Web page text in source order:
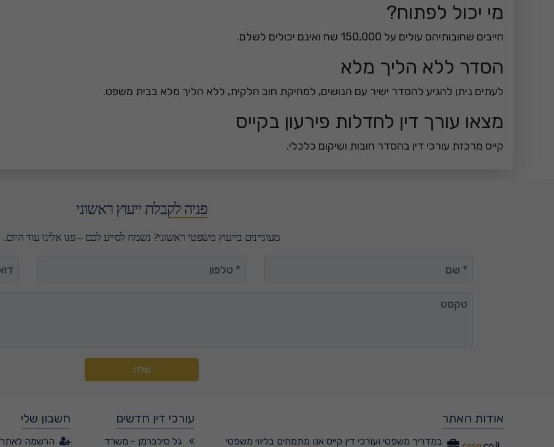
מי יכול לפתוח?
חייבים שחובותיהם עולים על 150,000 שח ואינם יכולים לשלם.
הסדר ללא הליך מלא
לעתים ניתן להגיע להסדר ישיר עם הנושים, למחיקת חוב חלקית, ללא הליך מלא בבית משפט.
מצאו עורך דין לחדלות פירעון בקייס
קייס מרכזת עורכי דין בהסדר חובות ושיקום כלכלי.
פניה לקבלת ייעוץ ראשוני
מעוניינים בייעוץ משפטי ראשוני? נשמח לסייע לכם – פנו אלינו עוד היום.
טקסט
שלח
אודות האתר
במדריך משפטי ועורכי דין קייס אנו מתמחים בליווי משפטי
עורכי דין חדשים
גל סילברמן - משרד
חשבון שלי
הרשמה לאתר